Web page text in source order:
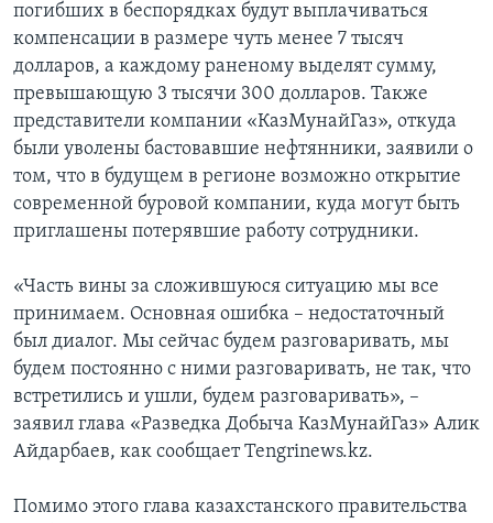
погибших в беспорядках будут выплачиваться
компенсации в размере чуть менее 7 тысяч
долларов, а каждому раненому выделят сумму,
превышающую 3 тысячи 300 долларов. Также
представители компании «КазМунайГаз», откуда
были уволены бастовавшие нефтянники, заявили о
том, что в будущем в регионе возможно открытие
современной буровой компании, куда могут быть
приглашены потерявшие работу сотрудники.
«Часть вины за сложившуюся ситуацию мы все
принимаем. Основная ошибка – недостаточный
был диалог. Мы сейчас будем разговаривать, мы
будем постоянно с ними разговаривать, не так, что
встретились и ушли, будем разговаривать», –
заявил глава «Разведка Добыча КазМунайГаз» Алик
Айдарбаев, как сообщает Tengrinews.kz.
Помимо этого глава казахстанского правительства